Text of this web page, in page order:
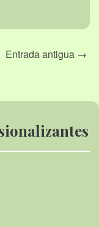
Entrada antigua →